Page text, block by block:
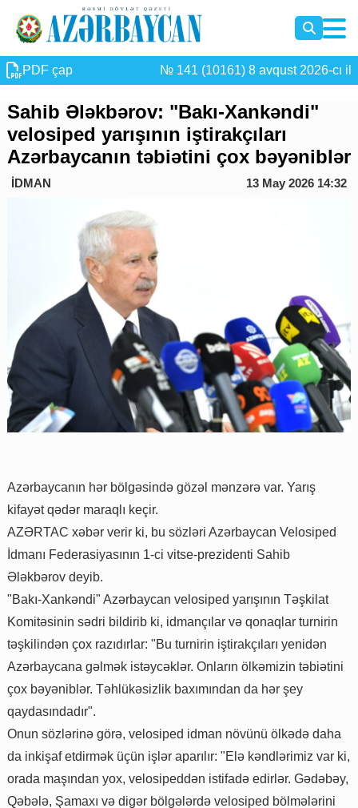
PDF çap № 141 (10161) 8 avqust 2026-cı il
Sahib Ələkbərov: "Bakı-Xankəndi"
velosiped yarışının iştirakçıları
Azərbaycanın təbiətini çox bəyəniblər
İDMAN 13 May 2026 14:32
Azərbaycanın hər bölgəsində gözəl mənzərə var. Yarış
kifayət qədər maraqlı keçir.
AZƏRTAC xəbər verir ki, bu sözləri Azərbaycan Velosiped
İdmanı Federasiyasının 1-ci vitse-prezidenti Sahib
Ələkbərov deyib.
"Bakı-Xankəndi" Azərbaycan velosiped yarışının Təşkilat
Komitəsinin sədri bildirib ki, idmançılar və qonaqlar turnirin
təşkilindən çox razıdırlar: "Bu turnirin iştirakçıları yenidən
Azərbaycana gəlmək istəycəklər. Onların ölkəmizin təbiətini
çox bəyəniblər. Təhlükəsizlik baxımından da hər şey
qaydasındadır".
Onun sözlərinə görə, velosiped idman növünü ölkədə daha
da inkişaf etdirmək üçün işlər aparılır: "Elə kəndlərimiz var ki,
orada maşından yox, velosipeddən istifadə edirlər. Gədəbəy,
Qəbələ, Şamaxı və digər bölgələrdə velosiped bölmələrini